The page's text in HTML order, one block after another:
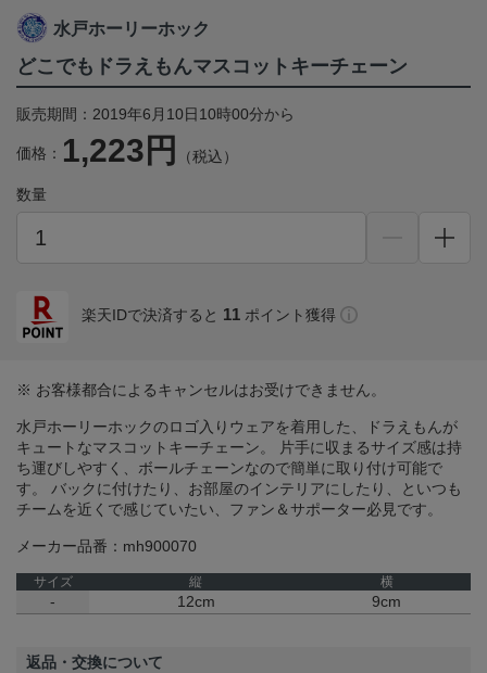
水戸ホーリーホック
どこでもドラえもんマスコットキーチェーン
販売期間：2019年6月10日10時00分から
価格： 1,223円 （税込）
数量
楽天IDで決済すると 11 ポイント獲得
※ お客様都合によるキャンセルはお受けできません。
水戸ホーリーホックのロゴ入りウェアを着用した、ドラえもんが
キュートなマスコットキーチェーン。 片手に収まるサイズ感は持
ち運びしやすく、ボールチェーンなので簡単に取り付け可能で
す。 バックに付けたり、お部屋のインテリアにしたり、といつも
チームを近くで感じていたい、ファン＆サポーター必見です。
メーカー品番：mh900070
サイズ 縦 横
- 12cm 9cm
返品・交換について